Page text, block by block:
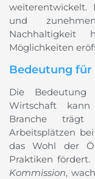
weiterentwickelt.
und
Nachhaltigkeit
Möglichkeiten
Bedeutung
Die
Wirtschaft
Branche trägt
Arbeitsplätzen
das Wohl der
Praktiken
Kommission,